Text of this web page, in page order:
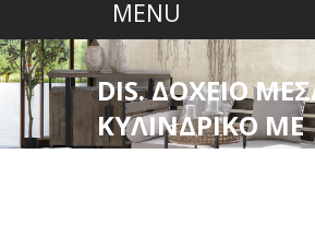
DIS. ΔΟΧΕΙΟ
ΚΥΛΙΝΔΡΙΚΟ ΜΕ
ΚΑΠΑΚΙ